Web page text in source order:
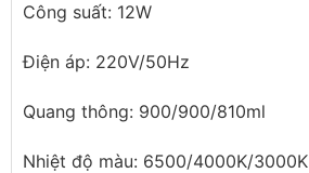
Công suất: 12W
Điện áp: 220V/50Hz
Quang thông: 900/900/810ml
Nhiệt độ màu: 6500/4000K/3000K